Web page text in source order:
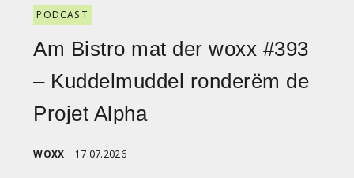
PODCAST
Am Bistro mat der woxx #393
– Kuddelmuddel ronderëm de
Projet Alpha
WOXX 17.07.2026